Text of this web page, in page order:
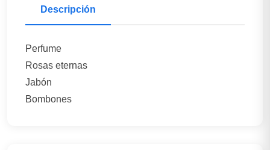
Descripción
Perfume
Rosas eternas
Jabón
Bombones